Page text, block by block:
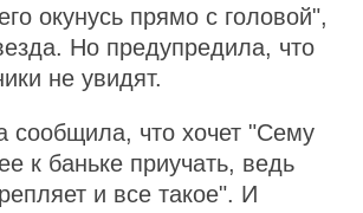
окунусь прямо с головой",
Но предупредила, что
не увидят.
сообщила, что хочет "Сему
к баньке приучать, ведь
и все такое". И